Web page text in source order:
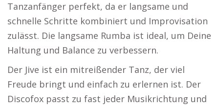
Tanzanfänger perfekt, da er langsame und
schnelle Schritte kombiniert und Improvisation
zulässt. Die langsame Rumba ist ideal, um Deine
Haltung und Balance zu verbessern.
Der Jive ist ein mitreißender Tanz, der viel
Freude bringt und einfach zu erlernen ist. Der
Discofox passt zu fast jeder Musikrichtung und